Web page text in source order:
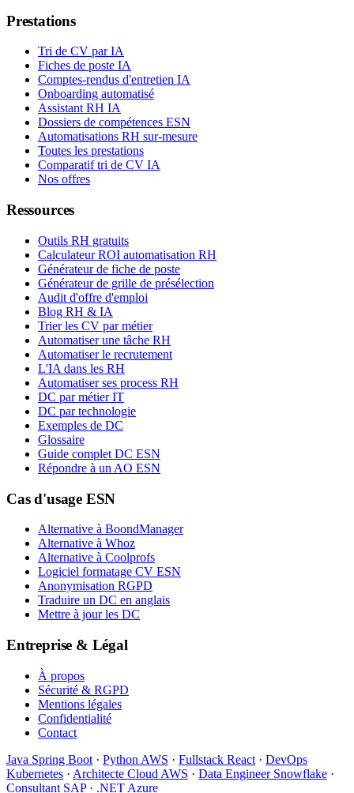
Prestations
Tri de CV par IA
Fiches de poste IA
Comptes-rendus d'entretien IA
Onboarding automatisé
Assistant RH IA
Dossiers de compétences ESN
Automatisations RH sur-mesure
Toutes les prestations
Comparatif tri de CV IA
Nos offres
Ressources
Outils RH gratuits
Calculateur ROI automatisation RH
Générateur de fiche de poste
Générateur de grille de présélection
Audit d'offre d'emploi
Blog RH & IA
Trier les CV par métier
Automatiser une tâche RH
Automatiser le recrutement
L'IA dans les RH
Automatiser ses process RH
DC par métier IT
DC par technologie
Exemples de DC
Glossaire
Guide complet DC ESN
Répondre à un AO ESN
Cas d'usage ESN
Alternative à BoondManager
Alternative à Whoz
Alternative à Coolprofs
Logiciel formatage CV ESN
Anonymisation RGPD
Traduire un DC en anglais
Mettre à jour les DC
Entreprise & Légal
À propos
Sécurité & RGPD
Mentions légales
Confidentialité
Contact
Java Spring Boot · Python AWS · Fullstack React · DevOps
Kubernetes · Architecte Cloud AWS · Data Engineer Snowflake ·
Consultant SAP· .NET Azure